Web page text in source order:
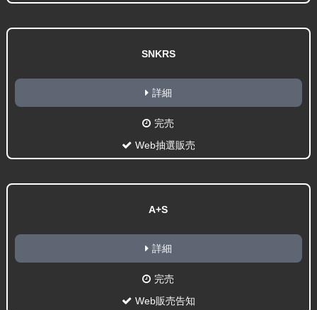
SNKRS
詳細
完売
Web抽選販売
A+S
詳細
完売
Web販売告知